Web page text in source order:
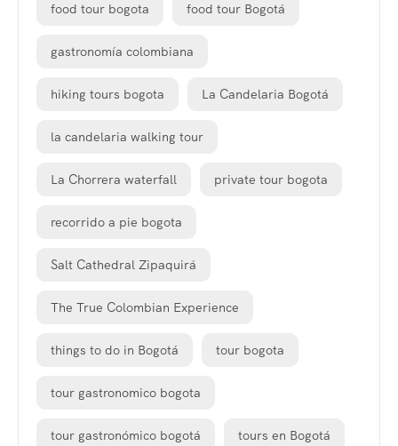
food tour bogota food tour Bogotá
gastronomía colombiana
hiking tours bogota La Candelaria Bogotá
la candelaria walking tour
La Chorrera waterfall private tour bogota
recorrido a pie bogota
Salt Cathedral Zipaquirá
The True Colombian Experience
things to do in Bogotá tour bogota
tour gastronomico bogota
tour gastronómico bogotá tours en Bogotá